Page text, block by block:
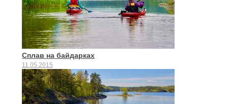
Сплав на байдарках
11.05.2015